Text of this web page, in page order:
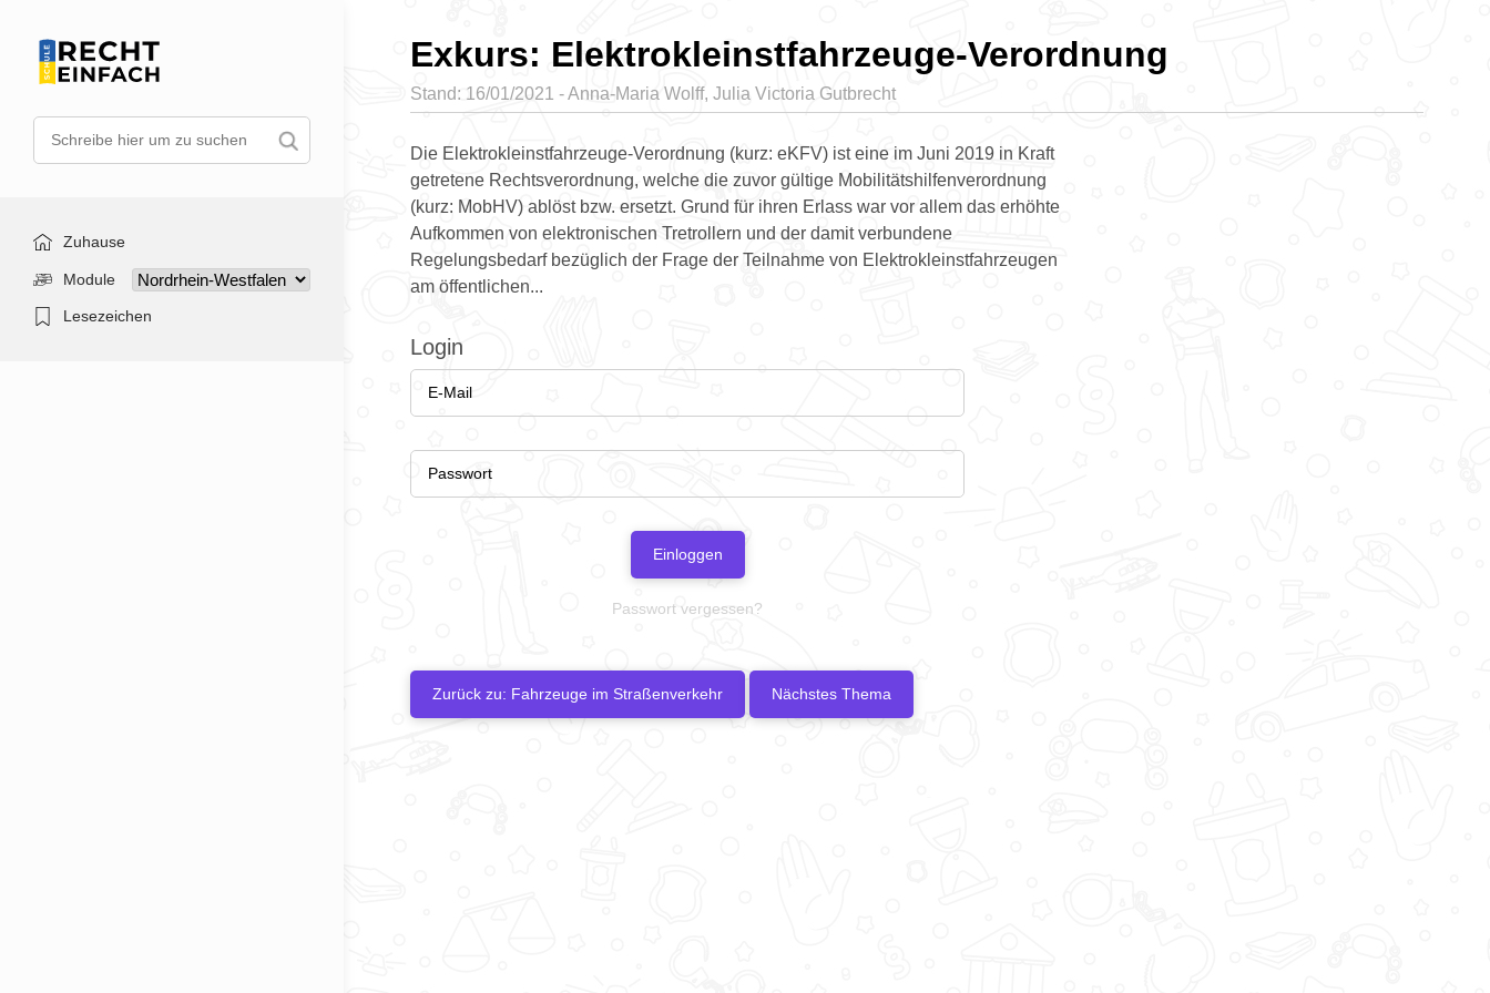
Zuhause
Module
Lesezeichen
Exkurs: Elektrokleinstfahrzeuge-Verordnung
Stand: 16/01/2021 - Anna-Maria Wolff, Julia Victoria Gutbrecht
Die Elektrokleinstfahrzeuge-Verordnung (kurz: eKFV) ist eine im Juni 2019 in Kraft
getretene Rechtsverordnung, welche die zuvor gültige Mobilitätshilfenverordnung
(kurz: MobHV) ablöst bzw. ersetzt. Grund für ihren Erlass war vor allem das erhöhte
Aufkommen von elektronischen Tretrollern und der damit verbundene
Regelungsbedarf bezüglich der Frage der Teilnahme von Elektrokleinstfahrzeugen
am öffentlichen...
Login
Einloggen
Passwort vergessen?
Zurück zu: Fahrzeuge im Straßenverkehr Nächstes Thema